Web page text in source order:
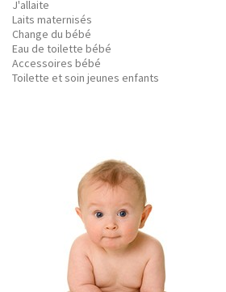
J'allaite
Laits maternisés
Change du bébé
Eau de toilette bébé
Accessoires bébé
Toilette et soin jeunes enfants